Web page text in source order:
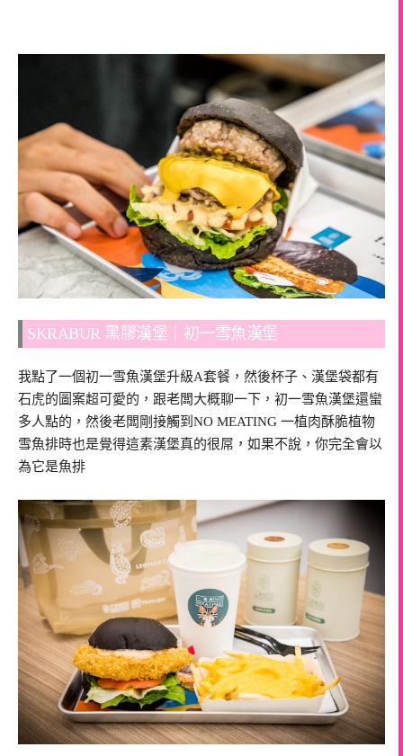
SKRABUR 黑膠漢堡｜初一雪魚漢堡
我點了一個初一雪魚漢堡升級A套餐，然後杯子、漢堡袋都有
石虎的圖案超可愛的，跟老闆大概聊一下，初一雪魚漢堡還蠻
多人點的，然後老闆剛接觸到NO MEATING 一植肉酥脆植物
雪魚排時也是覺得這素漢堡真的很屌，如果不說，你完全會以
為它是魚排